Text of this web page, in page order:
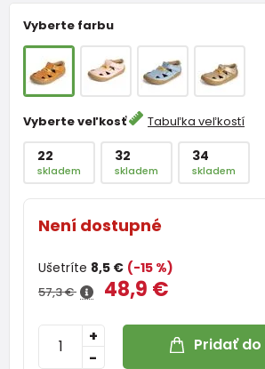
Vyberte farbu
Vyberte veľkosť Tabuľka veľkostí
22
skladem
32
skladem
34
skladem
Není dostupné
Ušetríte 8,5 € (-15 %)
57,3 € 48,9 €
-
+ Pridať